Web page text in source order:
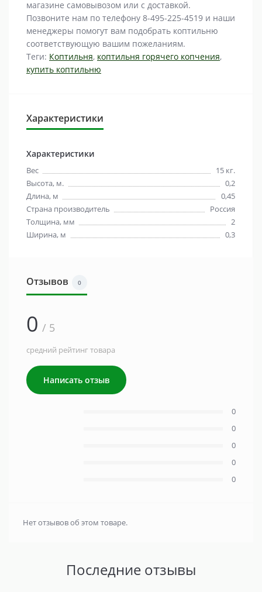
магазине самовывозом или с доставкой.
Позвоните нам по телефону 8-495-225-4519 и наши
менеджеры помогут вам подобрать коптильню
соответствующую вашим пожеланиям.
Теги: Коптильня, коптильня горячего копчения,
купить коптильню
Характеристики
Характеристики
Вес
15 кг.
Высота, м.
0,2
Длина, м
0,45
Страна производитель
Россия
Толщина, мм
2
Ширина, м
0,3
Отзывов 0
0 / 5
средний рейтинг товара
Написать отзыв
0
0
0
0
0
Нет отзывов об этом товаре.
Последние отзывы